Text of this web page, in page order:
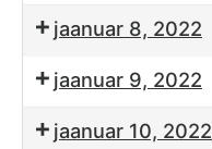
jaanuar 8, 2022
jaanuar 9, 2022
jaanuar 10, 2022